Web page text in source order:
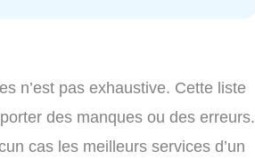
n’est pas exhaustive. Cette liste
des manques ou des erreurs.
cas les meilleurs services d’un